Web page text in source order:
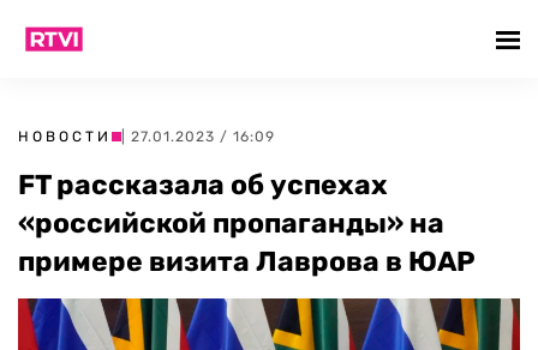
НОВОСТИ | 27.01.2023 / 16:09
FT рассказала об успехах
«российской пропаганды» на
примере визита Лаврова в ЮАР